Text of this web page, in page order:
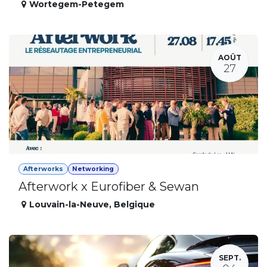
Wortegem-Petegem
AOÛT
27
Afterworks Networking
Afterwork x Eurofiber & Sewan
Louvain-la-Neuve, Belgique
SEPT.